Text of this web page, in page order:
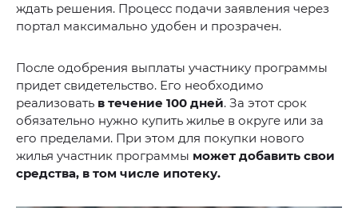
ждать решения. Процесс подачи заявления через
портал максимально удобен и прозрачен.
После одобрения выплаты участнику программы
придет свидетельство. Его необходимо
реализовать в течение 100 дней. За этот срок
обязательно нужно купить жилье в округе или за
его пределами. При этом для покупки нового
жилья участник программы может добавить свои
средства, в том числе ипотеку.